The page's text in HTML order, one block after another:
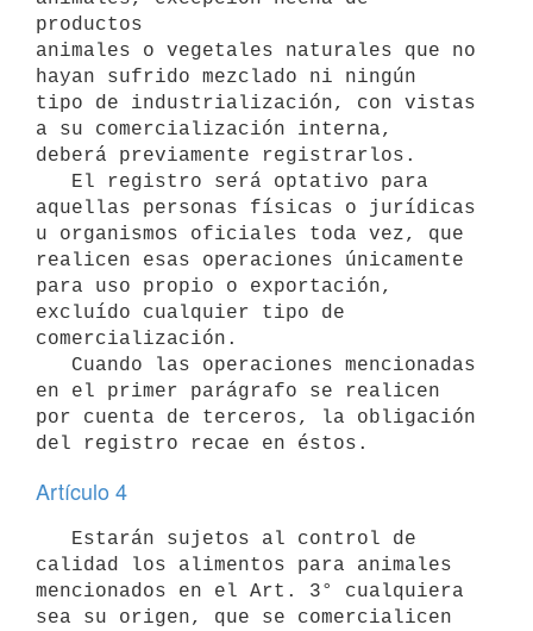
productos
animales o vegetales naturales que no
hayan sufrido mezclado ni ningún
tipo de industrialización, con vistas
a su comercialización interna,
deberá previamente registrarlos.
aquellas personas físicas o jurídicas
u organismos oficiales toda vez, que
realicen esas operaciones únicamente
para uso propio o exportación,
excluído cualquier tipo de
comercialización.
en el primer parágrafo se realicen
por cuenta de terceros, la obligación
Artículo 4
calidad los alimentos para animales
mencionados en el Art. 3° cualquiera
sea su origen, que se comercialicen